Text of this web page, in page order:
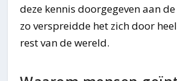
deze kennis doorgegeven aan
zo verspreidde het zich door
rest van de wereld.